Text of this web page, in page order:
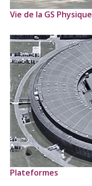
Vie de la GS Physique
Plateformes